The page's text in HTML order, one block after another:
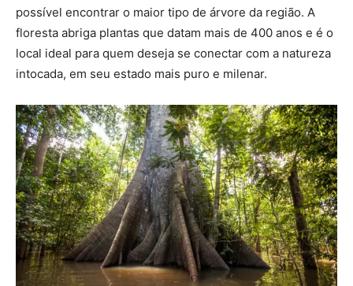
possível encontrar o maior tipo de árvore da região. A
floresta abriga plantas que datam mais de 400 anos e é o
local ideal para quem deseja se conectar com a natureza
intocada, em seu estado mais puro e milenar.